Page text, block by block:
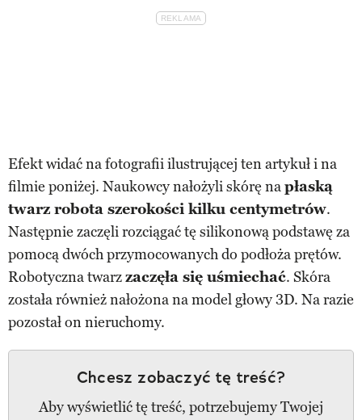
Efekt widać na fotografii ilustrującej ten artykuł i na
filmie poniżej. Naukowcy nałożyli skórę napłaską
twarz robota szerokości kilku centymetrów.
Następnie zaczęli rozciągać tę silikonową podstawę za
pomocą dwóch przymocowanych do podłoża prętów.
Robotyczna twarzzaczęła się uśmiechać. Skóra
została również nałożona na model głowy 3D. Na razie
pozostał on nieruchomy.
Chcesz zobaczyć tę treść?
Aby wyświetlić tę treść, potrzebujemy Twojej